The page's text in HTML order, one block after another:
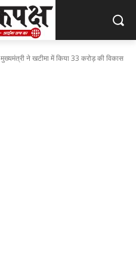
मुख्यमंत्री ने खटीमा में किया 33 करोड़ की विकास